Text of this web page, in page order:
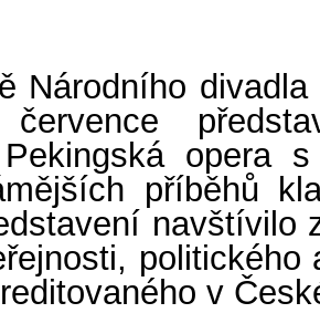
Národního
Pekingská opera
příběhů
navštívilo
v